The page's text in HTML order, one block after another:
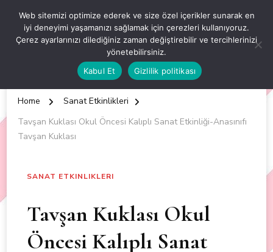
OKUL ÖNCESİ ETKİNLİKLER
EN YENİ VE ÖZGÜN OKUL ÖNCESİ ETKİNLİKLERİ
Home
Sanat Etkinlikleri
Tavşan Kuklası Okul Öncesi Kalıplı Sanat Etkinliği-Anasınıfı
Tavşan Kuklası
SANAT ETKINLIKLERI
Tavşan Kuklası Okul
Öncesi Kalıplı Sanat
Web sitemizi optimize ederek ve size özel içerikler sunarak en
iyi deneyimi yaşamanızı sağlamak için çerezleri kullanıyoruz.
Çerez ayarlarınızı dilediğiniz zaman değiştirebilir ve tercihlerinizi
yönetebilirsiniz.
Kabul Et
Gizlilik politikası